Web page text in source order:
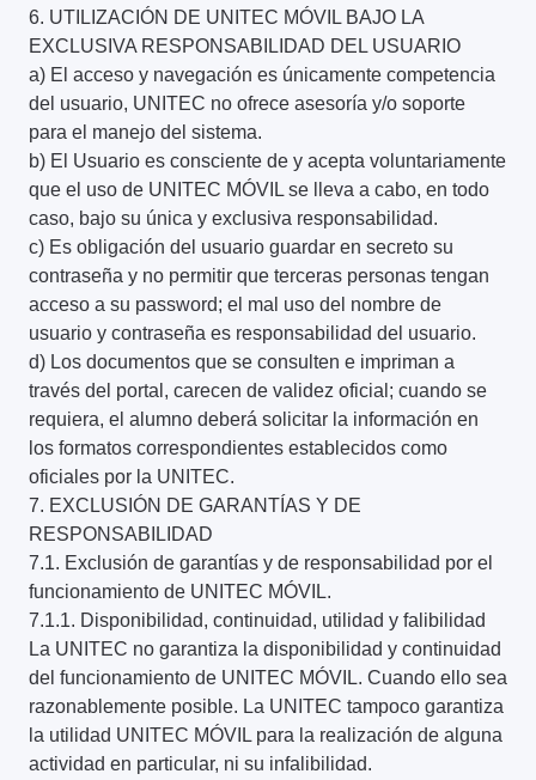
6. UTILIZACIÓN DE UNITEC MÓVIL BAJO LA
EXCLUSIVA RESPONSABILIDAD DEL USUARIO
a) El acceso y navegación es únicamente competencia
del usuario, UNITEC no ofrece asesoría y/o soporte
para el manejo del sistema.
b) El Usuario es consciente de y acepta voluntariamente
que el uso de UNITEC MÓVIL se lleva a cabo, en todo
caso, bajo su única y exclusiva responsabilidad.
c) Es obligación del usuario guardar en secreto su
contraseña y no permitir que terceras personas tengan
acceso a su password; el mal uso del nombre de
usuario y contraseña es responsabilidad del usuario.
d) Los documentos que se consulten e impriman a
través del portal, carecen de validez oficial; cuando se
requiera, el alumno deberá solicitar la información en
los formatos correspondientes establecidos como
oficiales por la UNITEC.
7. EXCLUSIÓN DE GARANTÍAS Y DE
RESPONSABILIDAD
7.1. Exclusión de garantías y de responsabilidad por el
funcionamiento de UNITEC MÓVIL.
7.1.1. Disponibilidad, continuidad, utilidad y falibilidad
La UNITEC no garantiza la disponibilidad y continuidad
del funcionamiento de UNITEC MÓVIL. Cuando ello sea
razonablemente posible. La UNITEC tampoco garantiza
la utilidad UNITEC MÓVIL para la realización de alguna
actividad en particular, ni su infalibilidad.